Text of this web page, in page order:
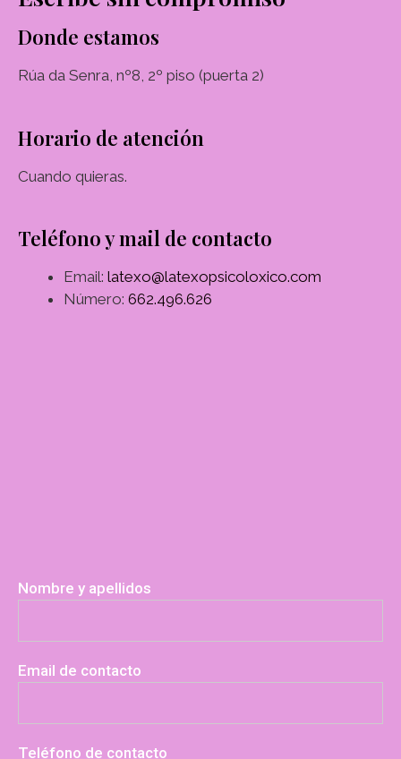
Donde estamos
Rúa da Senra, nº8, 2º piso (puerta 2)
Horario de atención
Cuando quieras.
Teléfono y mail de contacto
Email: latexo@latexopsicoloxico.com
Número: 662.496.626
Nombre y apellidos
Email de contacto
Teléfono de contacto